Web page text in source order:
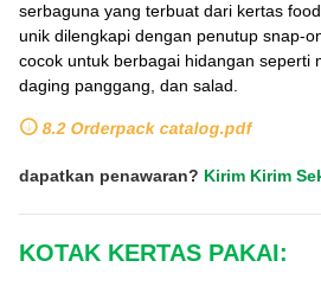
serbaguna yang terbuat dari kertas
unik dilengkapi dengan penutup snap-
cocok untuk berbagai hidangan seperti
daging panggang, dan salad.
8.2 Orderpack catalog.pdf
dapatkan penawaran? Kirim Kirim
KOTAK KERTAS PAKAI: